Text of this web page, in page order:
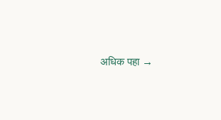
अधिक पहा→